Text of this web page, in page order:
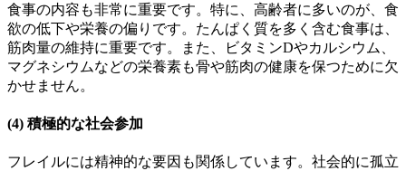
食事の内容も非常に重要です。特に、高齢者に多いのが、食
欲の低下や栄養の偏りです。たんぱく質を多く含む食事は、
筋肉量の維持に重要です。また、ビタミンDやカルシウム、
マグネシウムなどの栄養素も骨や筋肉の健康を保つために欠
かせません。
(4) 積極的な社会参加
フレイルには精神的な要因も関係しています。社会的に孤立